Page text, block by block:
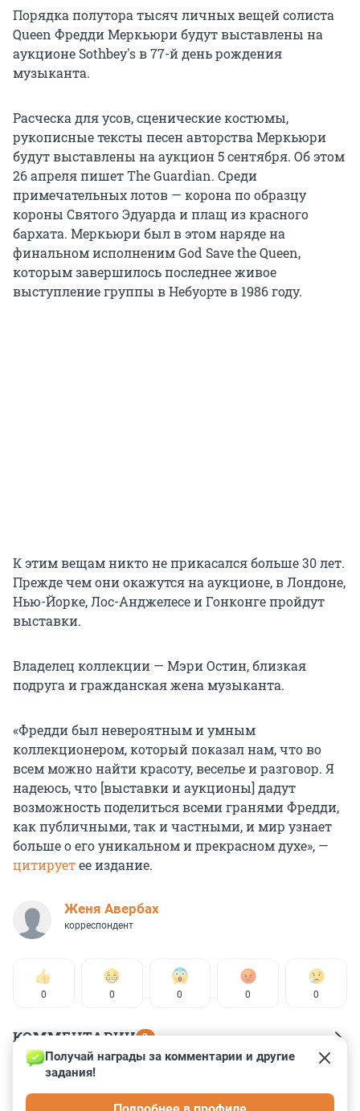
Порядка полутора тысяч личных вещей солиста
Queen Фредди Меркьюри будут выставлены на
аукционе Sothbey's в 77-й день рождения
музыканта.
Расческа для усов, сценические костюмы,
рукописные тексты песен авторства Меркьюри
будут выставлены на аукцион 5 сентября. Об этом
26 апреля пишет The Guardian. Среди
примечательных лотов — корона по образцу
короны Святого Эдуарда и плащ из красного
бархата. Меркьюри был в этом наряде на
финальном исполненим God Save the Queen,
которым завершилось последнее живое
выступление группы в Небуорте в 1986 году.
К этим вещам никто не прикасался больше 30 лет.
Прежде чем они окажутся на аукционе, в Лондоне,
Нью-Йорке, Лос-Анджелесе и Гонконге пройдут
выставки.
Владелец коллекции — Мэри Остин, близкая
подруга и гражданская жена музыканта.
«Фредди был невероятным и умным
коллекционером, который показал нам, что во
всем можно найти красоту, веселье и разговор. Я
надеюсь, что [выставки и аукционы] дадут
возможность поделиться всеми гранями Фредди,
как публичными, так и частными, и мир узнает
больше о его уникальном и прекрасном духе», —
цитируетее издание.
Женя Авербах
корреспондент
0 0 0 0 0
КОММЕНТАРИИ 2
Гость
Получай награды за комментарии и другие
задания!